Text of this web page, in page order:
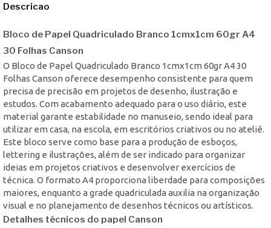
Descricao
Bloco de Papel Quadriculado Branco 1cmx1cm 60gr A4
30 Folhas Canson
O Bloco de Papel Quadriculado Branco 1cmx1cm 60gr A4 30
Folhas Canson oferece desempenho consistente para quem
precisa de precisão em projetos de desenho, ilustração e
estudos. Com acabamento adequado para o uso diário, este
material garante estabilidade no manuseio, sendo ideal para
utilizar em casa, na escola, em escritórios criativos ou no ateliê.
Este bloco serve como base para a produção de esboços,
lettering e ilustrações, além de ser indicado para organizar
ideias em projetos criativos e desenvolver exercícios de
técnica. O formato A4 proporciona liberdade para composições
maiores, enquanto a grade quadriculada auxilia na organização
visual e no planejamento de desenhos técnicos ou artísticos.
Detalhes técnicos do papel Canson